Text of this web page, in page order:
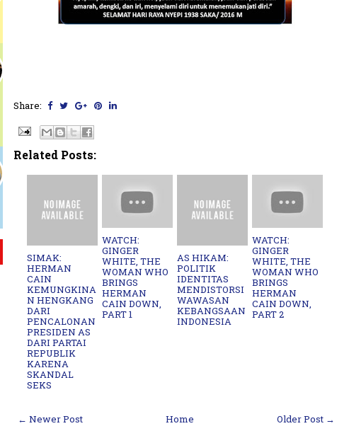
Share:
Related Posts:
SIMAK:
HERMAN
CAIN
KEMUNGKINA
N HENGKANG
DARI
PENCALONAN
PRESIDEN AS
DARI PARTAI
REPUBLIK
KARENA
SKANDAL
SEKS
WATCH:
GINGER
WHITE, THE
WOMAN WHO
BRINGS
HERMAN
CAIN DOWN,
PART 1
AS HIKAM:
POLITIK
IDENTITAS
MENDISTORSI
WAWASAN
KEBANGSAAN
INDONESIA
WATCH:
GINGER
WHITE, THE
WOMAN WHO
BRINGS
HERMAN
CAIN DOWN,
PART 2
← Newer Post Older Post →
Home